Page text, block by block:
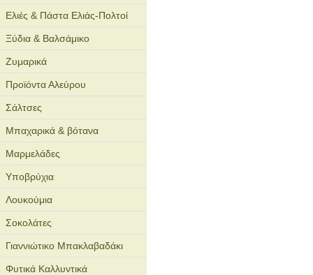
Ελιές & Πάστα Ελιάς-Πολτοί
Ξύδια & Βαλσάμικο
Ζυμαρικά
Προϊόντα Αλεύρου
Σάλτσες
Μπαχαρικά & βότανα
Μαρμελάδες
Υποβρύχια
Λουκούμια
Σοκολάτες
Γιαννιώτικο Μπακλαβαδάκι
Φυτικά Καλλυντικά